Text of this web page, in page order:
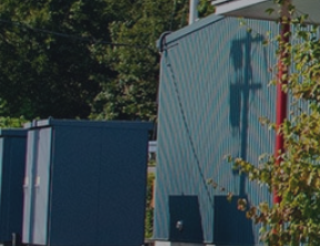
ス
キ
ッ
プ